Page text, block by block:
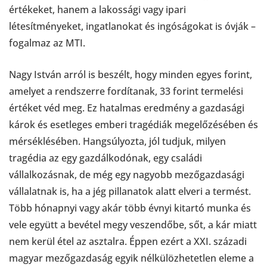
értékeket, hanem a lakossági vagy ipari
létesítményeket, ingatlanokat és ingóságokat is óvják –
fogalmaz az MTI.
Nagy István arról is beszélt, hogy minden egyes forint,
amelyet a rendszerre fordítanak, 33 forint termelési
értéket véd meg. Ez hatalmas eredmény a gazdasági
károk és esetleges emberi tragédiák megelőzésében és
mérséklésében. Hangsúlyozta, jól tudjuk, milyen
tragédia az egy gazdálkodónak, egy családi
vállalkozásnak, de még egy nagyobb mezőgazdasági
vállalatnak is, ha a jég pillanatok alatt elveri a termést.
Több hónapnyi vagy akár több évnyi kitartó munka és
vele együtt a bevétel megy veszendőbe, sőt, a kár miatt
nem kerül étel az asztalra. Éppen ezért a XXI. századi
magyar mezőgazdaság egyik nélkülözhetetlen eleme a